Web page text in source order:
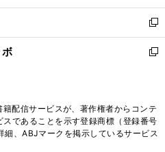
開
く
ウ
で
開
く
ン
ド
ウ
で
ウ
ィ
ン
ド
く
新
し
い
ド
ウ
で
新
ィ
ン
配信サービスが、著作権者からコンテ
であることを示す登録商標（登録番号
、ABJマークを掲示しているサービス